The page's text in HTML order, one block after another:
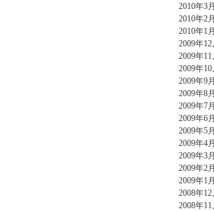
2010年3
2010年2
2010年1
2009年
2009年
2009年
2009年9
2009年8
2009年7
2009年6
2009年5
2009年4
2009年3
2009年2
2009年1
2008年
2008年